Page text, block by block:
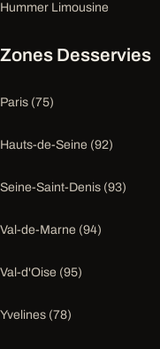
Hummer Limousine
Zones Desservies
Paris (75)
Hauts-de-Seine (92)
Seine-Saint-Denis (93)
Val-de-Marne (94)
Val-d'Oise (95)
Yvelines (78)